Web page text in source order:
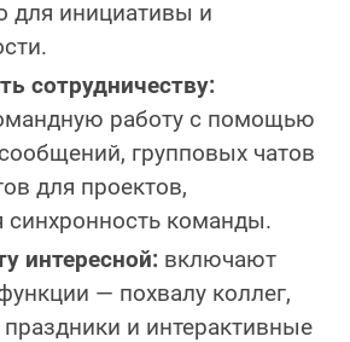
для инициативы и
сотрудничеству:
работу с помощью
групповых чатов
для проектов,
синхронность команды.
интересной: включают
— похвалу коллег,
и интерактивные